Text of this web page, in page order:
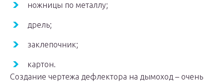
ножницы по металлу;
дрель;
заклепочник;
картон.
Создание чертежа дефлектора на дымоход – очень